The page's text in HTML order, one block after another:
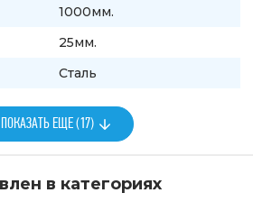
1000мм.
25мм.
Сталь
ПОКАЗАТЬ ЕЩЕ (17)
в категориях